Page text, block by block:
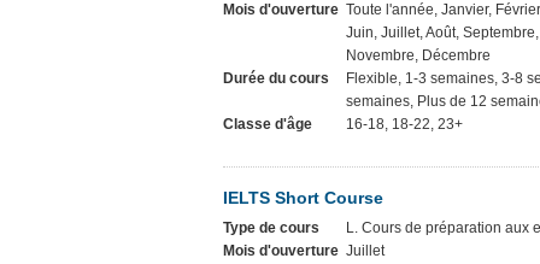
Mois d'ouverture Toute l'année, Janvier,
Juin, Juillet, Août,
Novembre, Décembre
Durée du cours
Flexible, 1-3 semaines, 3-8
semaines, Plus de 12
Classe d'âge
16-18, 18-22, 23+
IELTS Short Course
Type de cours
L. Cours de préparation aux
Mois d'ouverture Juillet